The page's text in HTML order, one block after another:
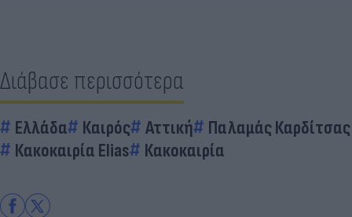
Διάβασε περισσότερα
Ελλάδα Καιρός Αττική
Παλαμάς Καρδίτσας
Κακοκαιρία Elias
Κακοκαιρία